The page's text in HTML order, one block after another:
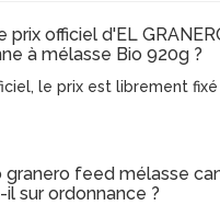
prix officiel d'EL
à mélasse Bio 920g ?
le prix est librement
granero feed mélasse
sur ordonnance ?